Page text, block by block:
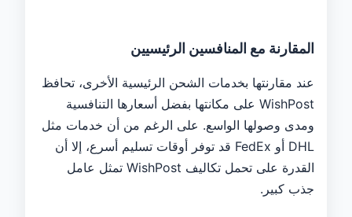
المقارنة مع المنافسين الرئيسيين
عند مقارنتها بخدمات الشحن الرئيسية الأخرى، تحافظ
WishPost على مكانتها بفضل أسعارها التنافسية
ومدى وصولها الواسع. على الرغم من أن خدمات مثل
DHL أو FedEx قد توفر أوقات تسليم أسرع، إلا أن
القدرة على تحمل تكاليف WishPost تمثل عامل
جذب كبير.